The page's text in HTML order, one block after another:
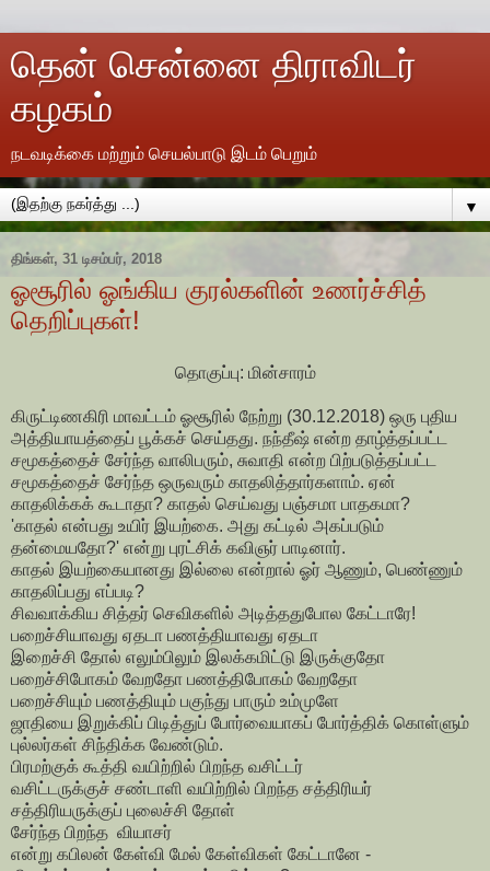
தென் சென்னை திராவிடர்
கழகம்
நடவடிக்கை மற்றும் செயல்பாடு இடம் பெறும்
▼
திங்கள், 31 டிசம்பர், 2018
ஓசூரில் ஓங்கிய குரல்களின் உணர்ச்சித்
தெறிப்புகள்!
தொகுப்பு: மின்சாரம்
கிருட்டிணகிரி மாவட்டம் ஓசூரில் நேற்று (30.12.2018) ஒரு புதிய
அத்தியாயத்தைப் பூக்கச் செய்தது. நந்தீஷ் என்ற தாழ்த்தப்பட்ட
சமூகத்தைச் சேர்ந்த வாலிபரும், சுவாதி என்ற பிற்படுத்தப்பட்ட
சமூகத்தைச் சேர்ந்த ஒருவரும் காதலித்தார்களாம். ஏன்
காதலிக்கக் கூடாதா? காதல் செய்வது பஞ்சமா பாதகமா?
'காதல் என்பது உயிர் இயற்கை. அது கட்டில் அகப்படும்
தன்மையதோ?' என்று புரட்சிக் கவிஞர் பாடினார்.
காதல் இயற்கையானது இல்லை என்றால் ஓர் ஆணும், பெண்ணும்
காதலிப்பது எப்படி?
சிவவாக்கிய சித்தர் செவிகளில் அடித்ததுபோல கேட்டாரே!
பறைச்சியாவது ஏதடா பணத்தியாவது ஏதடா
இறைச்சி தோல் எலும்பிலும் இலக்கமிட்டு இருக்குதோ
பறைச்சிபோகம் வேறதோ பணத்திபோகம் வேறதோ
பறைச்சியும் பணத்தியும் பகுந்து பாரும் உம்முளே
ஜாதியை இறுக்கிப் பிடித்துப் போர்வையாகப் போர்த்திக் கொள்ளும்
புல்லர்கள் சிந்திக்க வேண்டும்.
பிரமற்குக் கூத்தி வயிற்றில் பிறந்த வசிட்டர்
வசிட்டருக்குச் சண்டாளி வயிற்றில் பிறந்த சத்திரியர்
சத்திரியருக்குப் புலைச்சி தோள்
சேர்ந்த பிறந்த வியாசர்
என்று கபிலன் கேள்வி மேல் கேள்விகள் கேட்டானே -